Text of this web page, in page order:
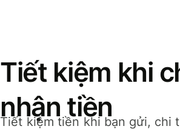
Tiết kiệm khi
nhận tiền
Tiết kiệm tiền khi bạn gửi, chi